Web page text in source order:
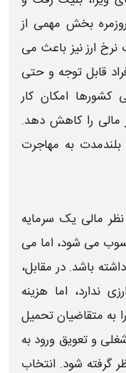
بخش مهمی از
ارز نیز باعث می
قابل توجه و حتی
کشورها امکان کار
مالی را کاهش دهد.
به مهاجرت
نظر مالی یک سرمایه
می شود، اما می
باشد. در مقابل،
ندارد، اما هزینه
به متقاضیان تحمیل
و تعویق ورود به
گرفته شود. انتخاب